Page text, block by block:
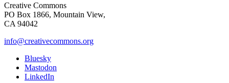
Creative Commons
PO Box 1866, Mountain View,
CA 94042
info@creativecommons.org
Bluesky
Mastodon
LinkedIn